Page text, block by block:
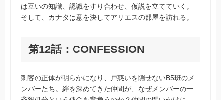
は互いの知識、認識をすり合わせ、仮説を立てていく。
そして、カナタは意を決してアリエスの部屋を訪れる。
第12話：CONFESSION
刺客の正体が明らかになり、戸惑いを隠せないB5班のメ
ンバーたち。絆を深めてきた仲間が、なぜメンバーの一